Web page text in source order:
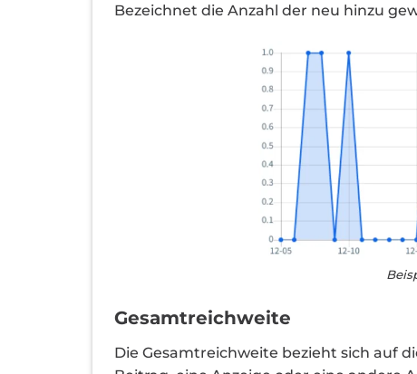
Bezeichnet die Anzahl der neu hinzu
Gesamtreichweite
Die Gesamtreichweite bezieht sich auf